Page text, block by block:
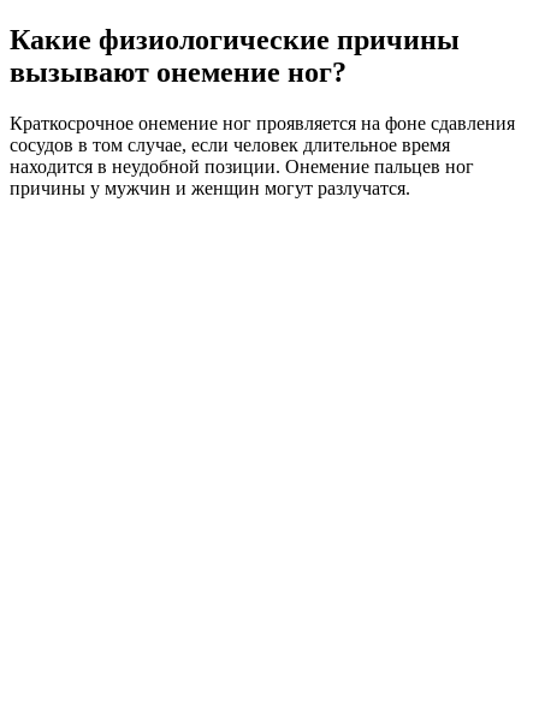
Какие физиологические причины
вызывают онемение ног?
Краткосрочное онемение ног проявляется на фоне сдавления
сосудов в том случае, если человек длительное время
находится в неудобной позиции. Онемение пальцев ног
причины у мужчин и женщин могут разлучатся.